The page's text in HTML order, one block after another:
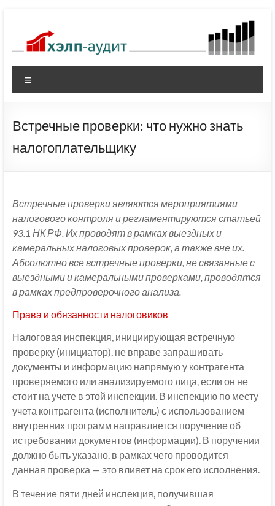
содержимому
Встречные проверки: что нужно знать
налогоплательщику
Встречные проверки являются мероприятиями
налогового контроля и регламентируются статьей
93.1 НК РФ. Их проводят в рамках выездных и
камеральных налоговых проверок, а также вне их.
Абсолютно все встречные проверки, не связанные с
выездными и камеральными проверками, проводятся
в рамках предпроверочного анализа.
Права и обязанности налоговиков
Налоговая инспекция, инициирующая встречную
проверку (инициатор), не вправе запрашивать
документы и информацию напрямую у контрагента
проверяемого или анализируемого лица, если он не
стоит на учете в этой инспекции. В инспекцию по месту
учета контрагента (исполнитель) с использованием
внутренних программ направляется поручение об
истребовании документов (информации). В поручении
должно быть указано, в рамках чего проводится
данная проверка — это влияет на срок его исполнения.
В течение пяти дней инспекция, получившая